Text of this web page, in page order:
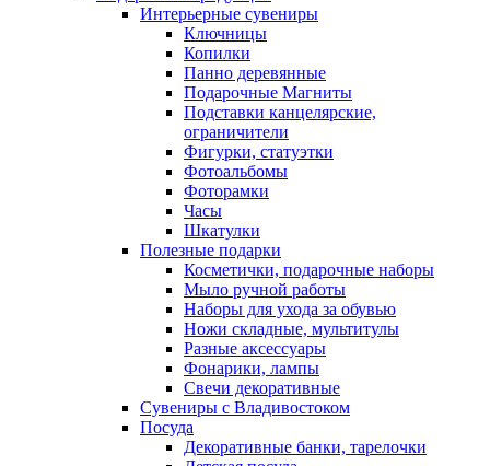
Интерьерные сувениры
Ключницы
Копилки
Панно деревянные
Подарочные Магниты
Подставки канцелярские,
ограничители
Фигурки, статуэтки
Фотоальбомы
Фоторамки
Часы
Шкатулки
Полезные подарки
Косметички, подарочные наборы
Мыло ручной работы
Наборы для ухода за обувью
Ножи складные, мультитулы
Разные аксессуары
Фонарики, лампы
Свечи декоративные
Сувениры с Владивостоком
Посуда
Декоративные банки, тарелочки